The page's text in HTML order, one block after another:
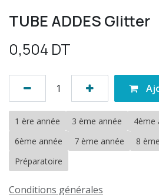
TUBE ADDES Glitter
0,504 DT
1 ère année 3 ème année 4ème
6ème année
7 ème année 8
Préparatoire
Conditions générales